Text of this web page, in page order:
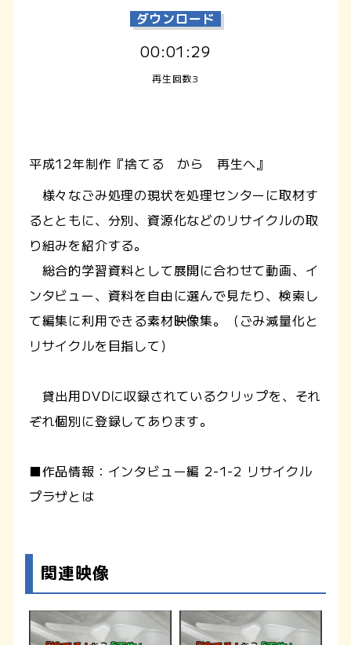
ダウンロード
00:01:29
再生回数3
平成12年制作『捨てる から 再生へ』
様々なごみ処理の現状を処理センターに取材す
るとともに、分別、資源化などのリサイクルの取
り組みを紹介する。
総合的学習資料として展開に合わせて動画、イ
ンタビュー、資料を自由に選んで見たり、検索し
て編集に利用できる素材映像集。（ごみ減量化と
リサイクルを目指して）
貸出用DVDに収録されているクリップを、それ
ぞれ個別に登録してあります。
■作品情報：インタビュー編 2-1-2 リサイクル
プラザとは
関連映像